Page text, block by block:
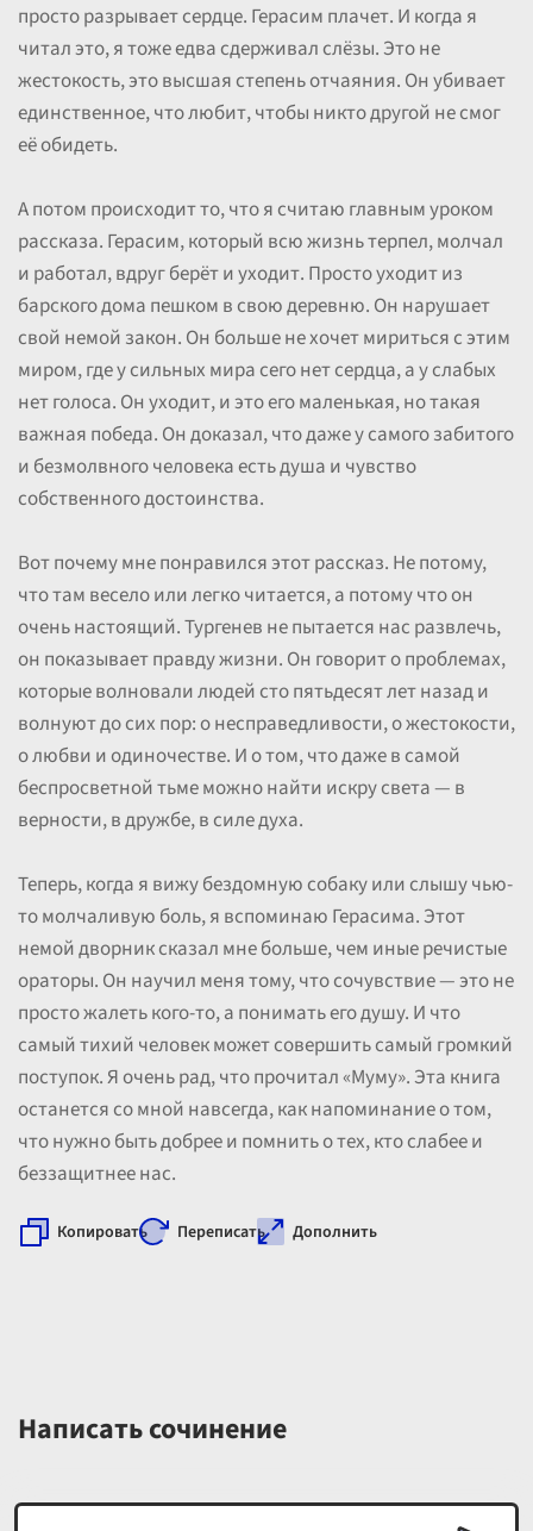
просто разрывает сердце. Герасим плачет. И когда я
читал это, я тоже едва сдерживал слёзы. Это не
жестокость, это высшая степень отчаяния. Он убивает
единственное, что любит, чтобы никто другой не смог
её обидеть.
А потом происходит то, что я считаю главным уроком
рассказа. Герасим, который всю жизнь терпел, молчал
и работал, вдруг берёт и уходит. Просто уходит из
барского дома пешком в свою деревню. Он нарушает
свой немой закон. Он больше не хочет мириться с этим
миром, где у сильных мира сего нет сердца, а у слабых
нет голоса. Он уходит, и это его маленькая, но такая
важная победа. Он доказал, что даже у самого забитого
и безмолвного человека есть душа и чувство
собственного достоинства.
Вот почему мне понравился этот рассказ. Не потому,
что там весело или легко читается, а потому что он
очень настоящий. Тургенев не пытается нас развлечь,
он показывает правду жизни. Он говорит о проблемах,
которые волновали людей сто пятьдесят лет назад и
волнуют до сих пор: о несправедливости, о жестокости,
о любви и одиночестве. И о том, что даже в самой
беспросветной тьме можно найти искру света — в
верности, в дружбе, в силе духа.
Теперь, когда я вижу бездомную собаку или слышу чью-
то молчаливую боль, я вспоминаю Герасима. Этот
немой дворник сказал мне больше, чем иные речистые
ораторы. Он научил меня тому, что сочувствие — это не
просто жалеть кого-то, а понимать его душу. И что
самый тихий человек может совершить самый громкий
поступок. Я очень рад, что прочитал «Муму». Эта книга
останется со мной навсегда, как напоминание о том,
что нужно быть добрее и помнить о тех, кто слабее и
беззащитнее нас.
Копировать Переписать Дополнить
Написать сочинение